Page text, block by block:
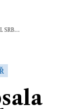
SRB…